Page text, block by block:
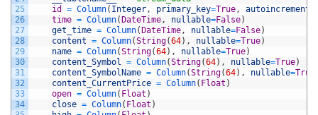
25
26
27
28
29
30
31
32
33
34
id
= Column( Integer, primary_key=True, autoincrement
time = Column( DateTime, nullable=False)
get_time = Column( DateTime, nullable=False)
content = Column(String(64) , nullable=True)
name = Column(String(64) , nullable=True)
content_Symbol = Column(String(64) , nullable=True)
content_SymbolName = Column(String(64) , nullable=True
content_CurrentPrice = Column( Float )
open = Column( Float )
close = Column( Float )